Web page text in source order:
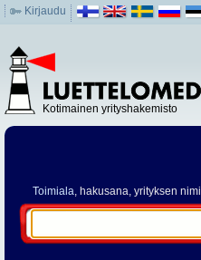
Kirjaudu
Kotimainen yrityshakemisto
Toimiala, hakusana, yrityksen nimi